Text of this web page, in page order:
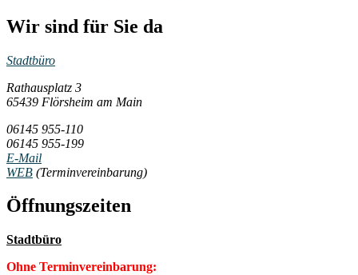
Wir sind für Sie da
Stadtbüro
Rathausplatz 3
65439 Flörsheim am Main
06145 955-110
06145 955-199
E-Mail
WEB (Terminvereinbarung)
Öffnungszeiten
Stadtbüro
Ohne Terminvereinbarung: